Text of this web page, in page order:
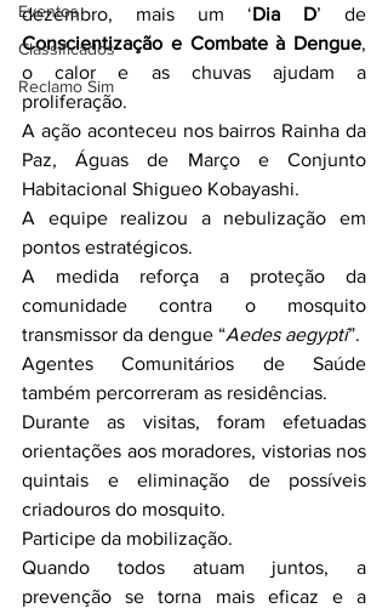
Eventos
Classificados
Reclamo Sim
dezembro, mais um ‘Dia D
Conscientização e Combate à Dengue,
o calor e as chuvas ajudam a
proliferação.
A ação aconteceu nos bairros Rainha da
Paz, Águas de Março e Conjunto
Habitacional Shigueo Kobayashi.
A equipe realizou a nebulização em
pontos estratégicos.
A medida reforça a proteção da
comunidade contra o mosquito
transmissor da dengue “Aedes aegypti”.
Agentes Comunitários de Saúde
também percorreram as residências.
Durante as visitas, foram efetuadas
orientações aos moradores, vistorias nos
quintais e eliminação de possíveis
criadouros do mosquito.
Participe da mobilização.
Quando todos atuam juntos, a
prevenção se torna mais eficaz e a